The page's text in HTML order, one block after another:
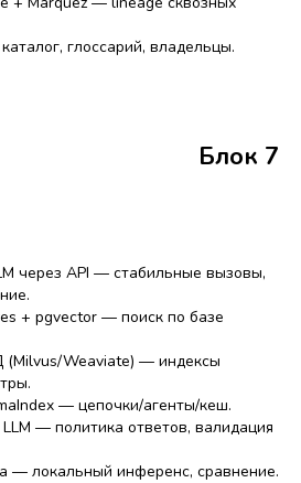
глоссарий, владельцы.
Блок 7
через API — стабильные вызовы,
+ pgvector — поиск по базе
(Milvus/Weaviate) — индексы
— цепочки/агенты/кеш.
— политика ответов, валидация
— локальный инференс, сравнение.